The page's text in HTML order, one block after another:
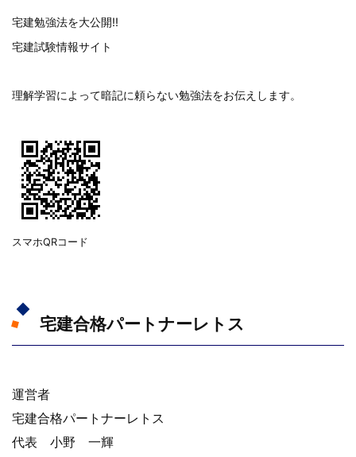
宅建勉強法を大公開!!
宅建試験情報サイト
理解学習によって暗記に頼らない勉強法をお伝えします。
スマホQRコード
宅建合格パートナーレトス
運営者
宅建合格パートナーレトス
代表 小野 一輝